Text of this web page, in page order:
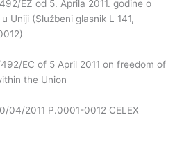
EZ od 5. Aprila 2011. godine o
Uniji (Službeni glasnik L 141,
EC of 5 April 2011 on freedom of
the Union
04/2011 P.0001-0012 CELEX